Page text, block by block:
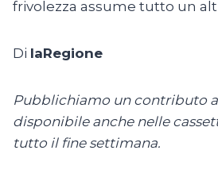
frivolezza assume tutto un
Di laRegione
Pubblichiamo un contributo
disponibile anche nelle
tutto il fine settimana.